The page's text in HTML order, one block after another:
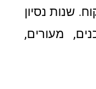
שנות נסיון
מעורים,